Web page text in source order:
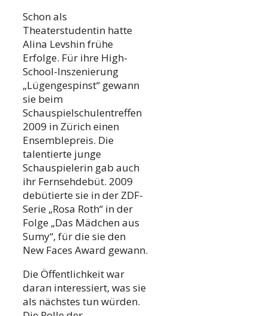
Schon als
Theaterstudentin hatte
Alina Levshin frühe
Erfolge. Für ihre High-
School-Inszenierung
„Lügengespinst“ gewann
sie beim
Schauspielschulentreffen
2009 in Zürich einen
Ensemblepreis. Die
talentierte junge
Schauspielerin gab auch
ihr Fernsehdebüt. 2009
debütierte sie in der ZDF-
Serie „Rosa Roth“ in der
Folge „Das Mädchen aus
Sumy“, für die sie den
New Faces Award gewann.
Die Öffentlichkeit war
daran interessiert, was sie
als nächstes tun würden.